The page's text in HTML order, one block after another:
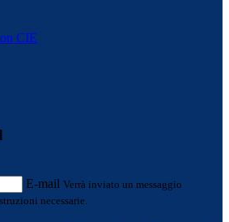
CIE
E-mail Verrà inviato un messaggio
necessarie.